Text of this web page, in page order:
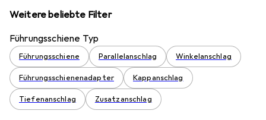
Weitere beliebte Filter
Führungsschiene Typ
Führungsschiene Parallelanschlag Winkelanschlag
Führungsschienenadapter Kappanschlag
Tiefenanschlag Zusatzanschlag